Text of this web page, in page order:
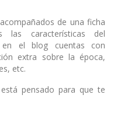
de una ficha
las características del
en el blog cuentas con
extra sobre la época,
etc.
pensado para que te